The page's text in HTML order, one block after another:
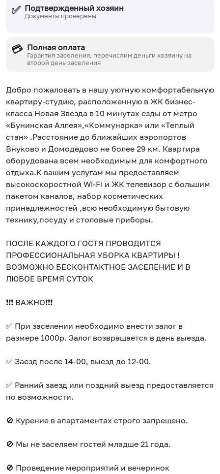
✅ Подтвержденный хозяин
Документы проверены
💳 Полная оплата
Гарантия заселения, перечислим деньги хозяину на
второй день заселения
Добро пожаловать в нашу уютную комфортабельную
квартиру-студию, расположенную в ЖК бизнес-
класса Новая Звезда в 10 минутах езды от метро
«Бунинская Аллея»,«Коммунарка» или «Теплый
стан» .Расстояние до ближайших аэропортов
Внуково и Домодедово не более 29 км. Квартира
оборудована всем необходимым для комфортного
отдыха.К вашим услугам мы предоставляем
высокоскоростной Wi-Fi и ЖК телевизор с большим
пакетом каналов, набор косметических
принадлежностей ,всю необходимую бытовую
технику,посуду и столовые приборы.
ПОСЛЕ КАЖДОГО ГОСТЯ ПРОВОДИТСЯ
ПРОФЕССИОНАЛЬНАЯ УБОРКА КВАРТИРЫ !
ВОЗМОЖНО БЕСКОНТАКТНОЕ ЗАСЕЛЕНИЕ И В
ЛЮБОЕ ВРЕМЯ СУТОК
❗️❗️❗️ ВАЖНО❗️❗️❗️
✅ При заселении необходимо внести залог в
размере 1000р. Залог возвращается в день выезда.
✅ Заезд после 14-00, выезд до 12-00.
✅ Ранний заезд или поздний выезд предоставляется
по возможности.
🚫 Курение в апартаментах строго запрещено.
🚫 Мы не заселяем гостей младше 21 года.
🚫 Проведение мероприятий и вечеринок